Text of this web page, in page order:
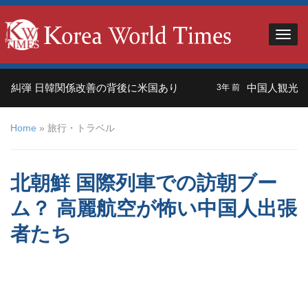
日韓関係改善の背後に米国あり 中国人観光客＝外
Home » 旅行・トラベル
北朝鮮 国際列車での訪朝ブー
ム？ 高麗航空が怖い中国人出張
者たち